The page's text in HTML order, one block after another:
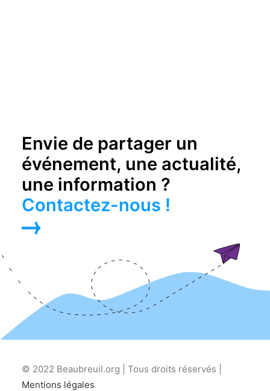
Envie de partager un
événement, une actualité,
une information ?
Contactez-nous !
© 2022 Beaubreuil.org | Tous droits réservés |
Mentions légales